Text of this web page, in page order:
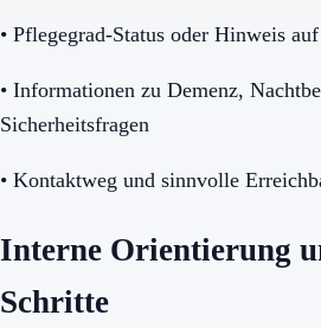
• Pflegegrad-Status oder Hinweis
• Informationen zu Demenz,
Sicherheitsfragen
• Kontaktweg und sinnvolle
Interne Orientierung
Schritte